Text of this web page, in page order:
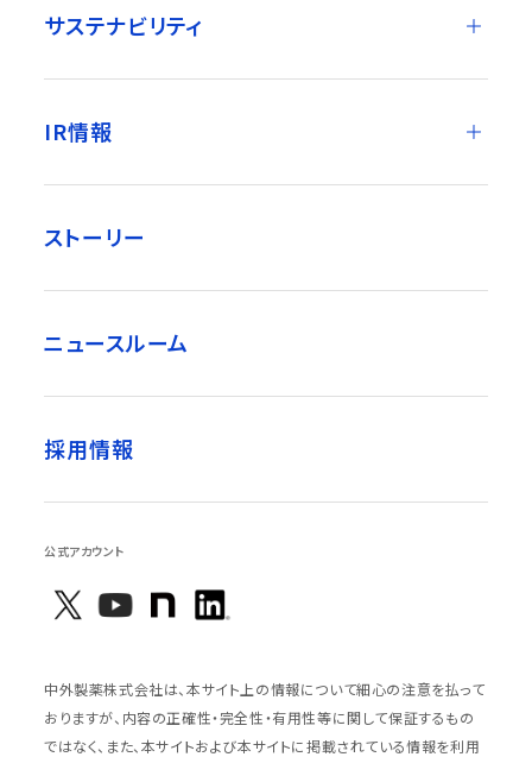
サステナビリティ
IR情報
ストーリー
ニュースルーム
採用情報
公式アカウント
中外製薬株式会社は、本サイト上の情報について細心の注意を払って
おりますが、内容の正確性・完全性・有用性等に関して保証するもの
ではなく、また、本サイトおよび本サイトに掲載されている情報を利用